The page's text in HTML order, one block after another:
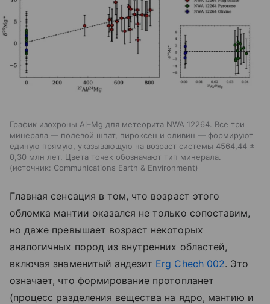
График изохроны Al–Mg для метеорита NWA 12264. Все три
минерала — полевой шпат, пироксен и оливин — формируют
единую прямую, указывающую на возраст системы 4564,44 ±
0,30 млн лет. Цвета точек обозначают тип минерала.
источник: Communications Earth & Environment
Главная сенсация в том, что возраст этого
обломка мантии оказался не только сопоставим,
но даже превышает возраст некоторых
аналогичных пород из внутренних областей,
включая знаменитый андезит Erg Chech 002. Это
означает, что формирование протопланет
(процесс разделения вещества на ядро, мантию и